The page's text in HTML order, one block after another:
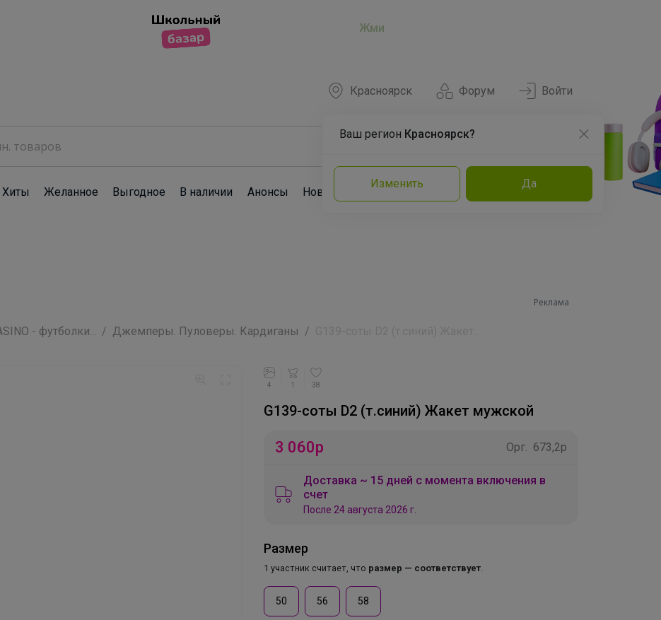
Жми
Форум
Красноярск
Ваш регион Красноярск?
Изменить Да
Войти
Хиты Желанное Выгодное В наличии Анонсы Новости Команда Эксперты
Реклама
- футболки... Джемперы. Пуловеры. Кардиганы
4 1 38
G139-соты D2 (т.синий) Жакет мужской
3 060р Орг. 673,2р
Доставка ~ 15 дней с момента включения в
счет
После 24 августа 2026 г.
Размер
1 участник считает, что размер — соответствует
50 56 58